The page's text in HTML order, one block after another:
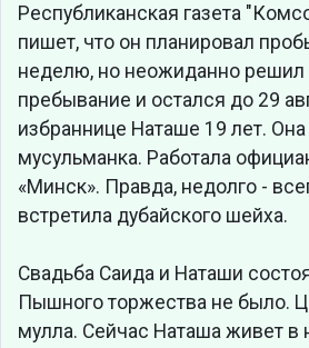
Республиканская газета
пишет, что он планировал
неделю, но неожиданно решил
пребывание и остался до 29
избраннице Наташе 19 лет.
мусульманка. Работала
«Минск». Правда, недолго -
встретила дубайского шейха.
Свадьба Саида и Наташи
Пышного торжества не было.
мулла. Сейчас Наташа живет